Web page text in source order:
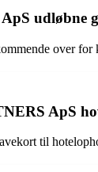
udløbne
over for
ApS
til